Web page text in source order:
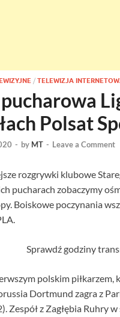
/ TELEWIZJA
pucharowa
Polsat
- by MT - Leave a Comment
rozgrywki klubowe
pucharach zobaczymy
Boiskowe poczynania
Sprawdź godziny
polskim piłkarzem,
Dortmund zagra z
Zespół z Zagłębia Ruhry